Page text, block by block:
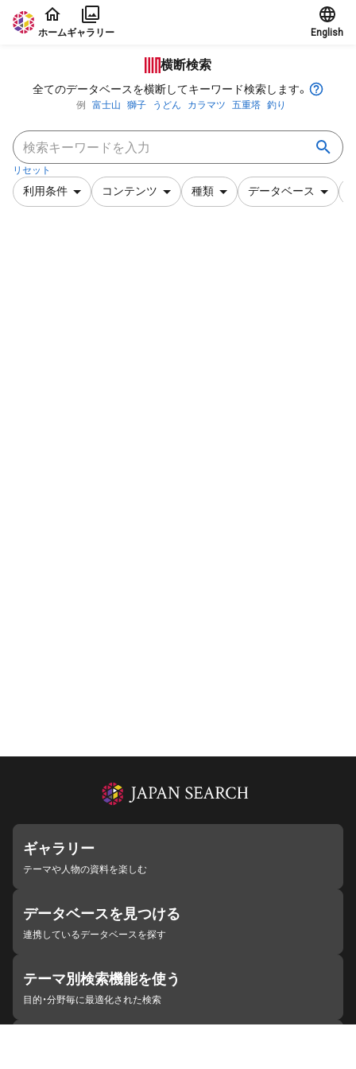
本文に飛ぶ
ホームギャラリー English
横断検索
全てのデータベースを横断してキーワード検索します。
例 富士山 獅子 うどん カラマツ 五重塔 釣り
リセット
利用条件 コンテンツ 種類 データベース
ギャラリー
テーマや人物の資料を楽しむ
データベースを見つける
連携しているデータベースを探す
テーマ別検索機能を使う
目的・分野毎に最適化された検索